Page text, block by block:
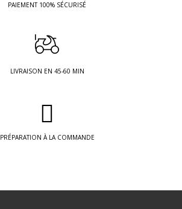
PAIEMENT 100% SÉCURISÉ
LIVRAISON EN 45-60 MIN
PRÉPARATION À LA COMMANDE